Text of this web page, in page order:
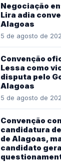
Negociação
Lira adia
Alagoas
5 de agosto de
Convenção
Lessa como
disputa pelo
Alagoas
5 de agosto de
Convenção
candidatura
de Alagoas,
candidato gera